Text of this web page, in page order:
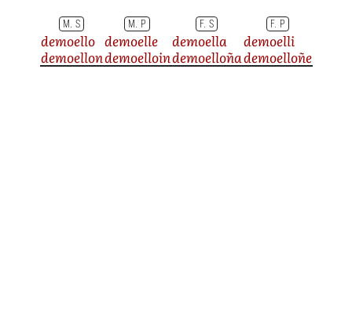
M. S M. P F. S F. P
demoello demoelle demoella
demoelli
demoellondemoelloindemoelloñademoelloñe